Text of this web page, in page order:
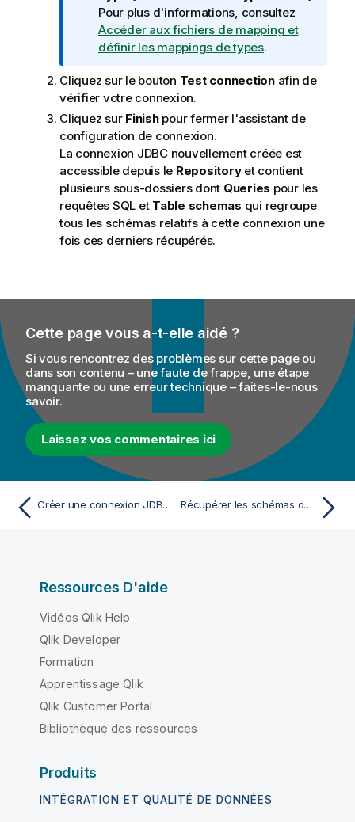
o
r
m
t
i
o
n
s
Pour plus d'informations, consultez
Accéder aux fichiers de mapping et
définir les mappings de types.
Cliquez sur le bouton Test connectionafin de
vérifier votre connexion.
Cliquez sur Finishpour fermer l'assistant de
configuration de connexion.
La connexion JDBC nouvellement créée est
accessible depuis le Repositoryet contient
plusieurs sous-dossiers dont Queries pour les
requêtes SQL et Table schemas qui regroupe
tous les schémas relatifs à cette connexion une
fois ces derniers récupérés.
Cette page vous a-t-elle aidé ?
Si vous rencontrez des problèmes sur cette page ou
dans son contenu – une faute de frappe, une étape
manquante ou une erreur technique – faites-le-nous
savoir.
Laissez vos commentaires ici
Créer une connexion JDBC et importer un pilote de base de données Récupérer les schémas de table
Ressources D'aide
Vidéos Qlik Help
Qlik Developer
Formation
Apprentissage Qlik
Qlik Customer Portal
Bibliothèque des ressources
Produits
INTÉGRATION ET QUALITÉ DE DONNÉES